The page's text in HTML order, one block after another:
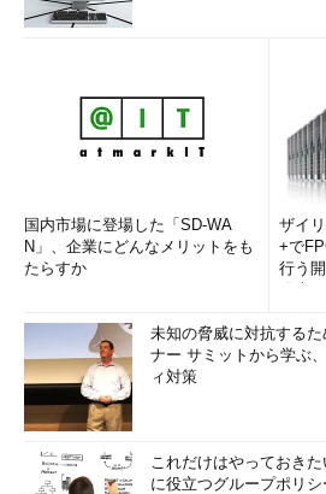
国内市場に登場した「SD-WA
N」、企業にどんなメリットをも
たらすか
ザイ
+で
行う
未知の脅威に対抗する
ナー サミットから学ぶ
ィ対策
これだけはやっておき
に役立つグループポリシ